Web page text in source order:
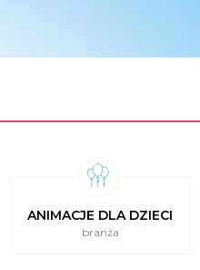
ANIMACJE DLA DZIECI
branża